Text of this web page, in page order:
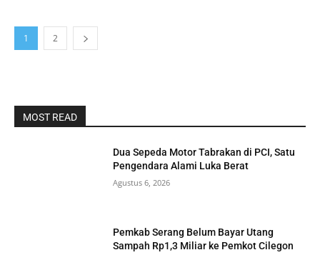
1 2
MOST READ
Dua Sepeda Motor Tabrakan di PCI, Satu
Pengendara Alami Luka Berat
Agustus 6, 2026
Pemkab Serang Belum Bayar Utang
Sampah Rp1,3 Miliar ke Pemkot Cilegon